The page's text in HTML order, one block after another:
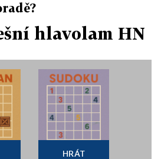
hlavolam HN
HRÁT